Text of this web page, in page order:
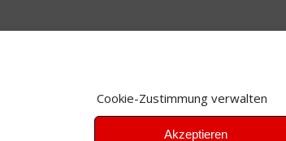
Cookie-Zustimmung verwalten
Akzeptieren